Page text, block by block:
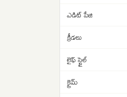
ఎడిట్ పేజి
క్రీడలు
లైఫ్ స్టైల్
క్రైమ్